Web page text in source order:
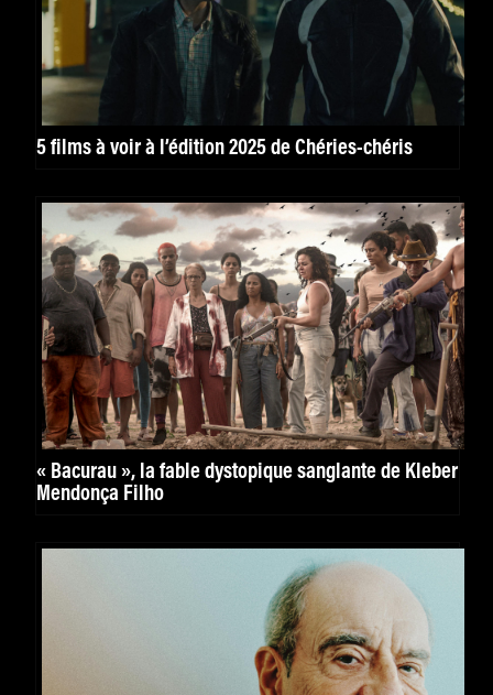
5 films à voir à l’édition 2025 de Chéries-chéris
« Bacurau », la fable dystopique sanglante de Kleber
Mendonça Filho